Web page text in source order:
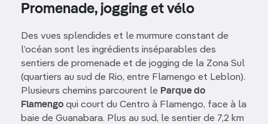
Promenade, jogging et vélo
Des vues splendides et le murmure constant de
l’océan sont les ingrédients inséparables des
sentiers de promenade et de jogging de la Zona Sul
(quartiers au sud de Rio, entre Flamengo et Leblon).
Plusieurs chemins parcourent le Parque do
Flamengo qui court du Centro à Flamengo, face à la
baie de Guanabara. Plus au sud, le sentier de 7,2 km